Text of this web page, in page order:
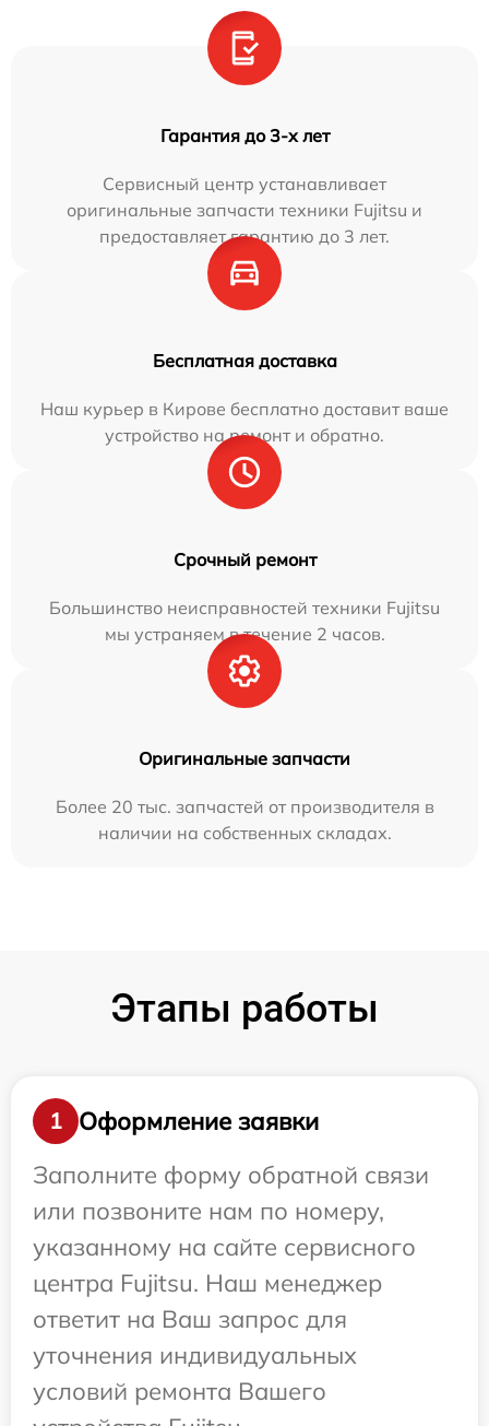
Гарантия до 3-х лет
Сервисный центр устанавливает
оригинальные запчасти техники Fujitsu и
предоставляет гарантию до 3 лет.
Бесплатная доставка
Наш курьер в Кирове бесплатно доставит ваше
устройство на ремонт и обратно.
Срочный ремонт
Большинство неисправностей техники Fujitsu
мы устраняем в течение 2 часов.
Оригинальные запчасти
Более 20 тыс. запчастей от производителя в
наличии на собственных складах.
Этапы работы
1
Оформление заявки
Заполните форму обратной связи
или позвоните нам по номеру,
указанному на сайте сервисного
центра Fujitsu. Наш менеджер
ответит на Ваш запрос для
уточнения индивидуальных
условий ремонта Вашего